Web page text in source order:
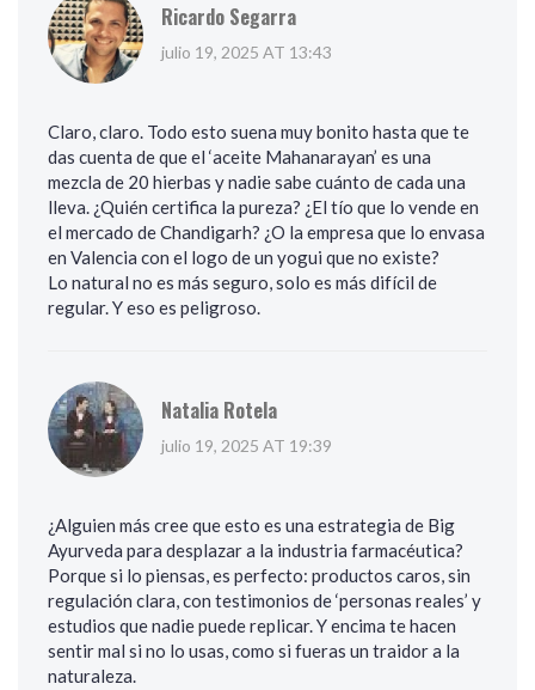
Ricardo Segarra
julio 19, 2025 AT 13:43
Claro, claro. Todo esto suena muy bonito hasta que te
das cuenta de que el ‘aceite Mahanarayan’ es una
mezcla de 20 hierbas y nadie sabe cuánto de cada una
lleva. ¿Quién certifica la pureza? ¿El tío que lo vende en
el mercado de Chandigarh? ¿O la empresa que lo envasa
en Valencia con el logo de un yogui que no existe?
Lo natural no es más seguro, solo es más difícil de
regular. Y eso es peligroso.
Natalia Rotela
julio 19, 2025 AT 19:39
¿Alguien más cree que esto es una estrategia de Big
Ayurveda para desplazar a la industria farmacéutica?
Porque si lo piensas, es perfecto: productos caros, sin
regulación clara, con testimonios de ‘personas reales’ y
estudios que nadie puede replicar. Y encima te hacen
sentir mal si no lo usas, como si fueras un traidor a la
naturaleza.